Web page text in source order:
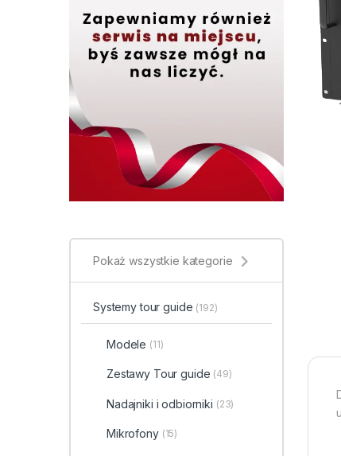
Pokaż wszystkie kategorie
Systemy tour guide (192)
Modele (11)
Zestawy Tour guide (49)
Nadajniki i odbiorniki (23)
Mikrofony (15)